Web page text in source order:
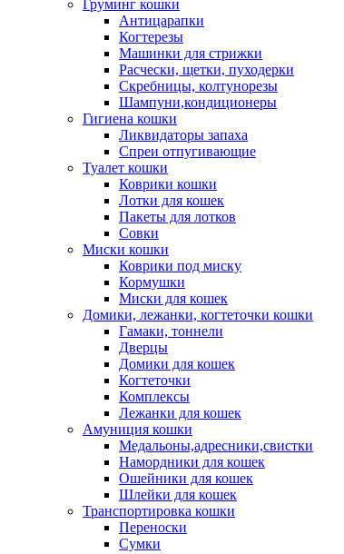
Груминг кошки
Антицарапки
Когтерезы
Машинки для стрижки
Расчески, щетки, пуходерки
Скребницы, колтунорезы
Шампуни,кондиционеры
Гигиена кошки
Ликвидаторы запаха
Спреи отпугивающие
Туалет кошки
Коврики кошки
Лотки для кошек
Пакеты для лотков
Совки
Миски кошки
Коврики под миску
Кормушки
Миски для кошек
Домики, лежанки, когтеточки кошки
Гамаки, тоннели
Дверцы
Домики для кошек
Когтеточки
Комплексы
Лежанки для кошек
Амуниция кошки
Медальоны,адресники,свистки
Намордники для кошек
Ошейники для кошек
Шлейки для кошек
Транспортировка кошки
Переноски
Сумки